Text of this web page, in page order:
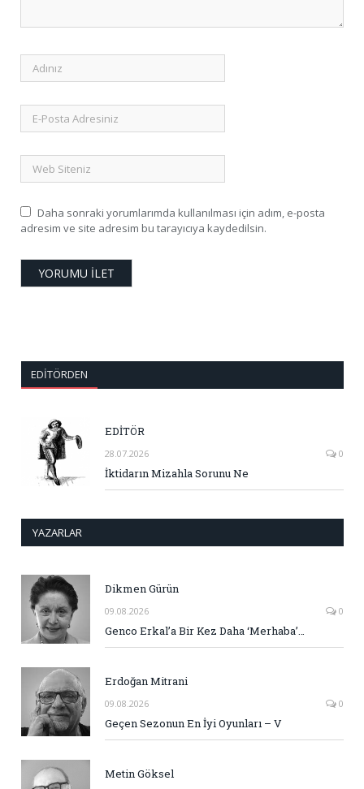
Daha sonraki yorumlarımda kullanılması için adım, e-posta
adresim ve site adresim bu tarayıcıya kaydedilsin.
EDITÖRDEN
EDİTÖR
28.07.2026 0
İktidarın Mizahla Sorunu Ne
YAZARLAR
Dikmen Gürün
09.08.2026 0
Genco Erkal’a Bir Kez Daha ‘Merhaba’…
Erdoğan Mitrani
09.08.2026 0
Geçen Sezonun En İyi Oyunları – V
Metin Göksel